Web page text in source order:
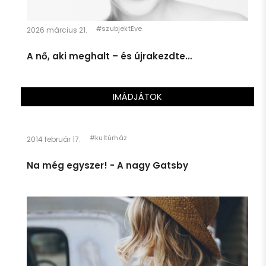
2 NEM hiszel a Télapóban.
3 Te vagy a Télapó.
Jelentem, én úton a 4. etap felé!
SzubjektEve
2026 március 21. #szubjektEve
A nő, aki meghalt – és újrakezdte…
IMÁDJÁTOK
2014 február 17. #kultúrház
Na még egyszer! - A nagy Gatsby